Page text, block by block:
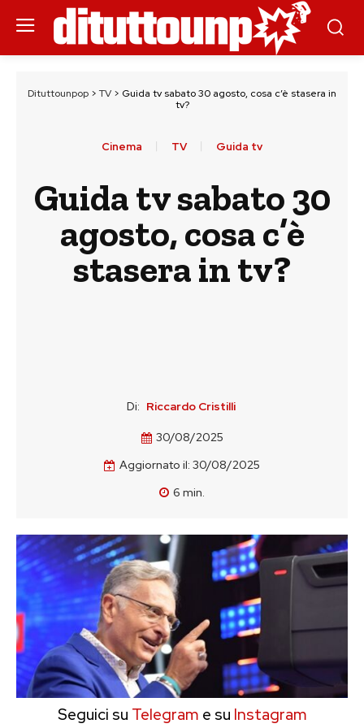
Dituttounpop > TV > Guida tv sabato 30 agosto, cosa c’è stasera in
tv?
Cinema TV Guida tv
Guida tv sabato 30
agosto, cosa c’è
stasera in tv?
Di: Riccardo Cristilli
30/08/2025
Aggiornato il: 30/08/2025
6 min.
Seguici su Telegram e su Instagram